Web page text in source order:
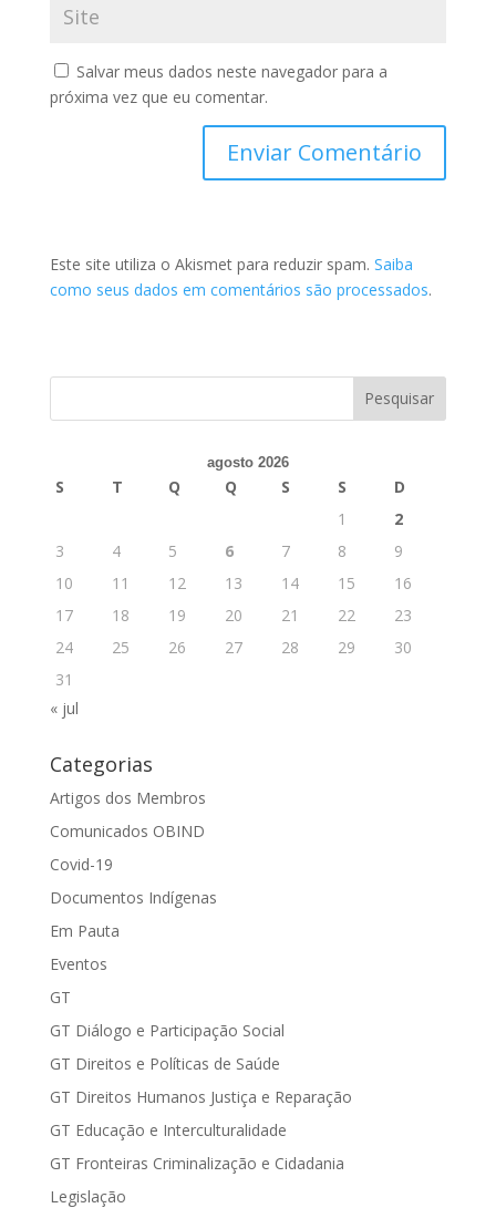
Salvar meus dados neste navegador para a
próxima vez que eu comentar.
Este site utiliza o Akismet para reduzir spam. Saiba
como seus dados em comentários são processados.
agosto 2026
S T Q Q S S
D
1
2
3
4 5 6 7 8
9
10
11 12 13 14 15
16
17
18 19 20 21 22
23
24
25 26 27 28 29
30
31
« jul
Categorias
Artigos dos Membros
Comunicados OBIND
Covid-19
Documentos Indígenas
Em Pauta
Eventos
GT
GT Diálogo e Participação Social
GT Direitos e Políticas de Saúde
GT Direitos Humanos Justiça e Reparação
GT Educação e Interculturalidade
GT Fronteiras Criminalização e Cidadania
Legislação